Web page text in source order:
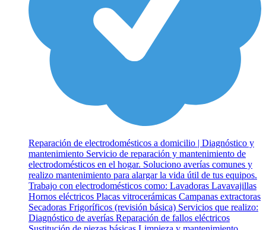
Reparación de electrodomésticos a domicilio | Diagnóstico y
mantenimiento Servicio de reparación y mantenimiento de
electrodomésticos en el hogar. Soluciono averías comunes y
realizo mantenimiento para alargar la vida útil de tus equipos.
Trabajo con electrodomésticos como: Lavadoras Lavavajillas
Hornos eléctricos Placas vitrocerámicas Campanas extractoras
Secadoras Frigoríficos (revisión básica) Servicios que realizo:
Diagnóstico de averías Reparación de fallos eléctricos